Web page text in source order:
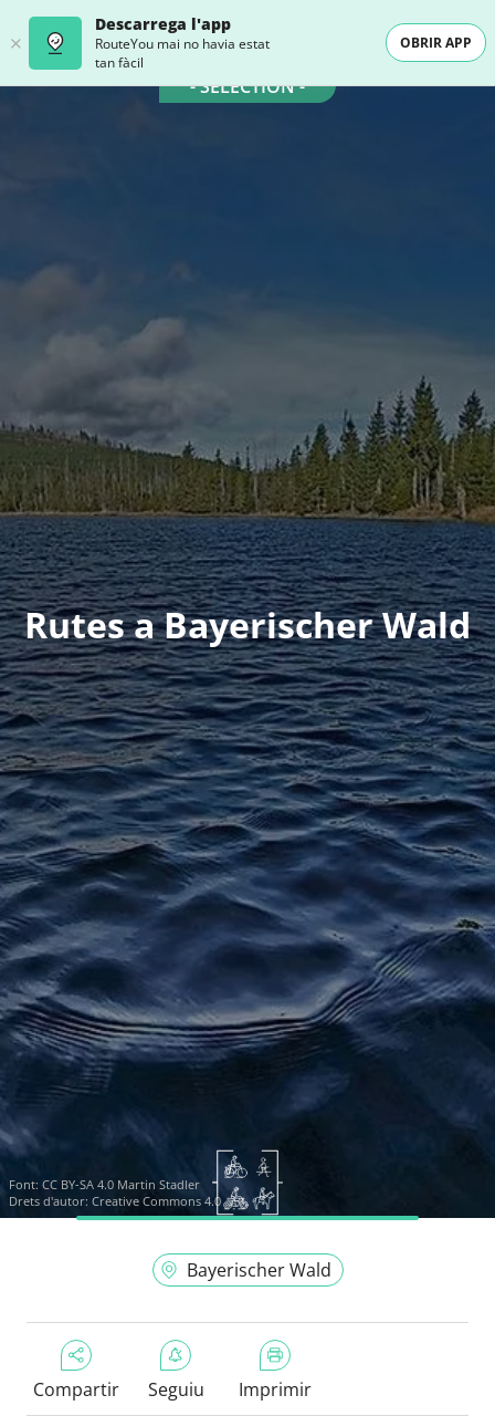
Descarrega l'app
RouteYou mai no havia estat
tan fàcil
OBRIR APP
- SELECTION -
Rutes a Bayerischer Wald
Font: CC BY-SA 4.0 Martin Stadler
Drets d'autor: Creative Commons 4.0
Bayerischer Wald
Compartir Seguiu Imprimir